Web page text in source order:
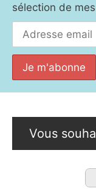
sélection de
Vous